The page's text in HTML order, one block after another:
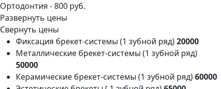
Ортодонтия -800 руб.
Развернуть цены
Свернуть цены
Фиксация брекет-системы (1 зубной ряд)20000
Металлические брекет-системы (1 зубной ряд)
50000
Керамические брекет-системы (1 зубной ряд)60000